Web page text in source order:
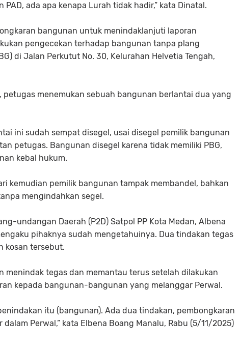
ada apa kenapa Lurah tidak hadir,” kata Dinatal.
bangunan untuk menindaklanjuti laporan
pengecekan terhadap bangunan tanpa plang
di Jalan Perkutut No. 30, Kelurahan Helvetia Tengah,
petugas menemukan sebuah bangunan berlantai dua yang
ini sudah sempat disegel, usai disegel pemilik bangunan
petugas. Bangunan disegel karena tidak memiliki PBG,
kebal hukum.
kemudian pemilik bangunan tampak membandel, bahkan
mengindahkan segel.
undangan Daerah (P2D) Satpol PP Kota Medan, Albena
pihaknya sudah mengetahuinya. Dua tindakan tegas
kosan tersebut.
menindak tegas dan memantau terus setelah dilakukan
kepada bangunan-bangunan yang melanggar Perwal.
itu (bangunan). Ada dua tindakan, pembongkaran
Perwal,” kata Elbena Boang Manalu, Rabu (5/11/2025)